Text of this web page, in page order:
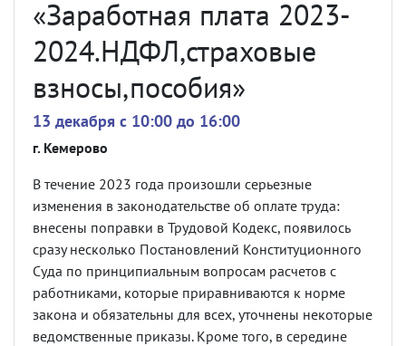
«Заработная плата 2023-
2024.НДФЛ,страховые
взносы,пособия»
13 декабря c 10:00 до 16:00
г. Кемерово
В течение 2023 года произошли серьезные
изменения в законодательстве об оплате труда:
внесены поправки в Трудовой Кодекс, появилось
сразу несколько Постановлений Конституционного
Суда по принципиальным вопросам расчетов с
работниками, которые приравниваются к норме
закона и обязательны для всех, уточнены некоторые
ведомственные приказы. Кроме того, в середине